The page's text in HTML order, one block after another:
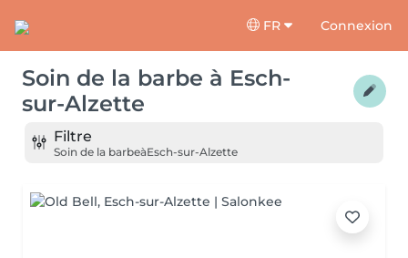
FR Connexion
Soin de la barbe à Esch-
sur-Alzette
Filtre
Soin de la barbeàEsch-sur-Alzette